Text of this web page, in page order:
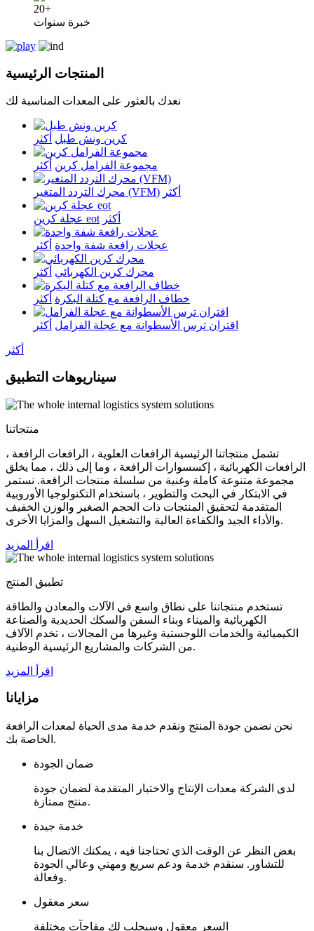
20+
خبرة سنوات
المنتجات الرئيسية
نعدك بالعثور على المعدات المناسبة لك
كرين ونش طبل أكثر
مجموعة الفرامل كرين أكثر
محرك التردد المتغير (VFM) أكثر
عجلة كرين eot أكثر
عجلات رافعة شفة واحدة أكثر
محرك كرين الكهربائي أكثر
خطاف الرافعة مع كتلة البكرة أكثر
اقتران ترس الأسطوانة مع عجلة الفرامل أكثر
أكثر
سيناريوهات التطبيق
منتجاتنا
تشمل منتجاتنا الرئيسية الرافعات العلوية ، الرافعات الرافعة ،
الرافعات الكهربائية ، إكسسوارات الرافعة ، وما إلى ذلك ، مما يخلق
مجموعة متنوعة كاملة وغنية من سلسلة منتجات الرافعة. نستمر
في الابتكار في البحث والتطوير ، باستخدام التكنولوجيا الأوروبية
المتقدمة لتحقيق المنتجات ذات الحجم الصغير والوزن الخفيف
والأداء الجيد والكفاءة العالية والتشغيل السهل والمزايا الأخرى.
اقرأ المزيد
تطبيق المنتج
تستخدم منتجاتنا على نطاق واسع في الآلات والمعادن والطاقة
الكهربائية والميناء وبناء السفن والسكك الحديدية والصناعة
الكيميائية والخدمات اللوجستية وغيرها من المجالات ، تخدم الآلاف
من الشركات والمشاريع الرئيسية الوطنية.
اقرأ المزيد
مزايانا
نحن نضمن جودة المنتج ونقدم خدمة مدى الحياة لمعدات الرافعة
الخاصة بك.
ضمان الجودة
لدى الشركة معدات الإنتاج والاختبار المتقدمة لضمان جودة
منتج ممتازة.
خدمة جيدة
بغض النظر عن الوقت الذي تحتاجنا فيه ، يمكنك الاتصال بنا
للتشاور. سنقدم خدمة ودعم سريع ومهني وعالي الجودة
وفعالة.
سعر معقول
السعر معقول وسيجلب لك مفاجآت مختلفة